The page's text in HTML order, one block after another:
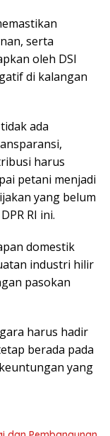
serta
oleh DSI
di kalangan
ada
harus
petani menjadi
yang belum
RI ini.
domestik
industri hilir
pasokan
harus hadir
berada pada
yang